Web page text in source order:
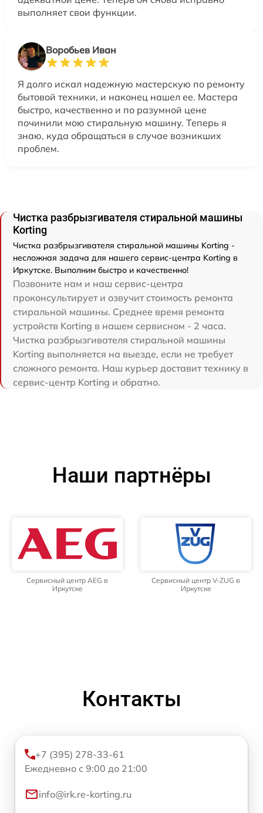
выполняет свои функции.
Воробьев Иван
Я долго искал надежную мастерскую по ремонту
бытовой техники, и наконец нашел ее. Мастера
быстро, качественно и по разумной цене
починили мою стиральную машину. Теперь я
знаю, куда обращаться в случае возникших
проблем.
Чистка разбрызгивателя стиральной машины
Korting
Чистка разбрызгивателя стиральной машины Korting -
несложная задача для нашего сервис-центра Korting в
Иркутске. Выполним быстро и качественно!
Позвоните нам и наш сервис-центра
проконсультирует и озвучит стоимость ремонта
стиральной машины. Среднее время ремонта
устройств Korting в нашем сервисном - 2 часа.
Чистка разбрызгивателя стиральной машины
Korting выполняется на выезде, если не требует
сложного ремонта. Наш курьер доставит технику в
сервис-центр Korting и обратно.
Наши партнёры
Сервисный центр AEG в
Иркутске
Сервисный центр V-ZUG в
Иркутске
Контакты
+7 (395) 278-33-61
Ежедневно с 9:00 до 21:00
info@irk.re-korting.ru